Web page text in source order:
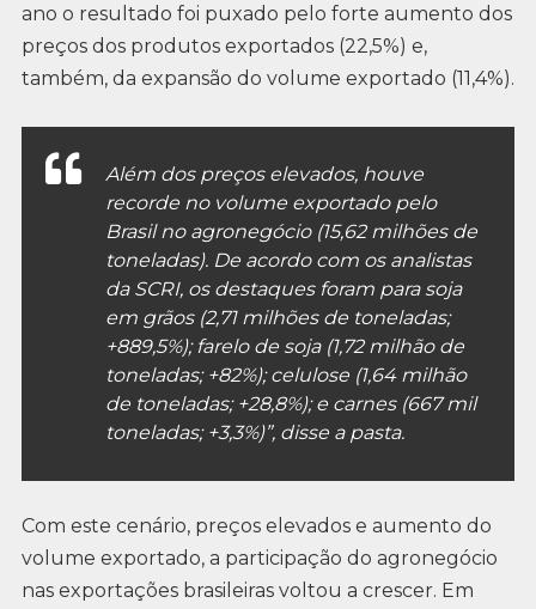
ano o resultado foi puxado pelo forte aumento dos
preços dos produtos exportados (22,5%) e,
também, da expansão do volume exportado (11,4%).
Além dos preços elevados, houve
recorde no volume exportado pelo
Brasil no agronegócio (15,62 milhões de
toneladas). De acordo com os analistas
da SCRI, os destaques foram para soja
em grãos (2,71 milhões de toneladas;
+889,5%); farelo de soja (1,72 milhão de
toneladas; +82%); celulose (1,64 milhão
de toneladas; +28,8%); e carnes (667 mil
toneladas; +3,3%)”, disse a pasta.
Com este cenário, preços elevados e aumento do
volume exportado, a participação do agronegócio
nas exportações brasileiras voltou a crescer. Em